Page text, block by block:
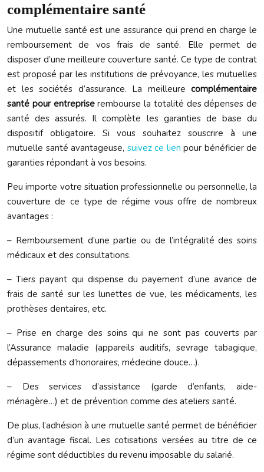
complémentaire santé
Une mutuelle santé est une assurance qui prend en charge le
remboursement de vos frais de santé. Elle permet de
disposer d’une meilleure couverture santé. Ce type de contrat
est proposé par les institutions de prévoyance, les mutuelles
et les sociétés d’assurance. La meilleure complémentaire
santé pour entrepriserembourse la totalité des dépenses de
santé des assurés. Il complète les garanties de base du
dispositif obligatoire. Si vous souhaitez souscrire à une
mutuelle santé avantageuse, suivez ce lien pour bénéficier de
garanties répondant à vos besoins.
Peu importe votre situation professionnelle ou personnelle, la
couverture de ce type de régime vous offre de nombreux
avantages :
– Remboursement d’une partie ou de l’intégralité des soins
médicaux et des consultations.
– Tiers payant qui dispense du payement d’une avance de
frais de santé sur les lunettes de vue, les médicaments, les
prothèses dentaires, etc.
– Prise en charge des soins qui ne sont pas couverts par
l’Assurance maladie (appareils auditifs, sevrage tabagique,
dépassements d’honoraires, médecine douce…).
– Des services d’assistance (garde d’enfants, aide-
ménagère…) et de prévention comme des ateliers santé.
De plus, l’adhésion à une mutuelle santé permet de bénéficier
d’un avantage fiscal. Les cotisations versées au titre de ce
régime sont déductibles du revenu imposable du salarié.